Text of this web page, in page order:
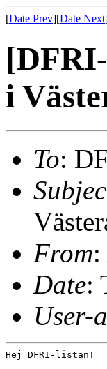
[Date Prev][Date Next
i
To:
From
Date:
User-
Hej DFRI-listan!